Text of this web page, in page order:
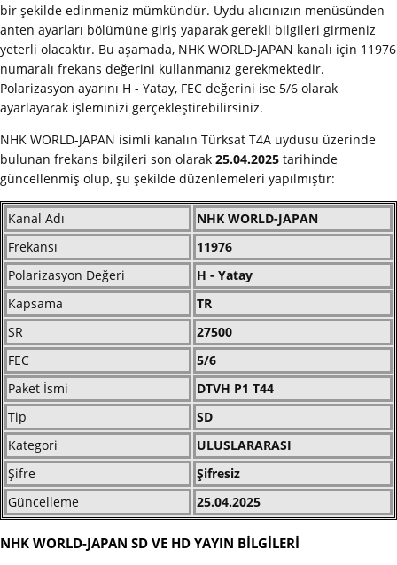
bir şekilde edinmeniz mümkündür. Uydu alıcınızın menüsünden
anten ayarları bölümüne giriş yaparak gerekli bilgileri girmeniz
yeterli olacaktır. Bu aşamada, NHK WORLD-JAPAN kanalı için 11976
numaralı frekans değerini kullanmanız gerekmektedir.
Polarizasyon ayarını H - Yatay, FEC değerini ise 5/6 olarak
ayarlayarak işleminizi gerçekleştirebilirsiniz.
NHK WORLD-JAPAN isimli kanalın Türksat T4A uydusu üzerinde
bulunan frekans bilgileri son olarak 25.04.2025 tarihinde
güncellenmiş olup, şu şekilde düzenlemeleri yapılmıştır:
Kanal Adı
NHK WORLD-JAPAN
Frekansı
11976
Polarizasyon Değeri
H - Yatay
Kapsama
TR
SR
27500
FEC
5/6
Paket İsmi
DTVH P1 T44
Tip
SD
Kategori
ULUSLARARASI
Şifre
Şifresiz
Güncelleme
25.04.2025
NHK WORLD-JAPAN SD VE HD YAYIN BİLGİLERİ